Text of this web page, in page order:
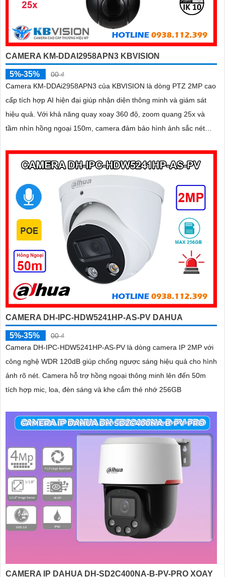
CAMERA KM-DDAI2958APN3 KBVISION
5%-35%
00 ₫
Camera KM-DDAi2958APN3 của KBVISION là dòng PTZ 2MP cao
cấp tích hợp AI hiện đại giúp nhận diện thông minh và giám sát
hiệu quả. Với khả năng quay xoay 360 độ, zoom quang 25x và
tầm nhìn hồng ngoại 150m, camera đảm bảo hình ảnh sắc nét
CAMERA DH-IPC-HDW5241HP-AS-PV DAHUA
5%-35%
00 ₫
Camera DH-IPC-HDW5241HP-AS-PV là dòng camera IP 2MP với
công nghệ WDR 120dB giúp chống ngược sáng hiệu quả cho hình
ảnh rõ nét. Camera hỗ trợ hồng ngoại thông minh lên đến 50m
tích hợp mic, loa, đèn sáng và khe cắm thẻ nhớ 256GB
CAMERA IP DAHUA DH-SD2C400NA-B-PV-PRO XOAY